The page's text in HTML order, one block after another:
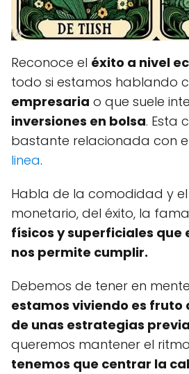
Reconoce el éxito a nivel
todo si estamos hablando
empresaria o que suele
inversiones en bolsa. Esta
bastante relacionada con
linea.
Habla de la comodidad y
monetario, del éxito, la
físicos y superficiales que
nos permite cumplir.
Debemos de tener en
estamos viviendo es fruto
de unas estrategias
queremos mantener el
tenemos que centrar la